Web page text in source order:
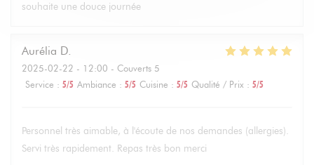
souhaite une douce journée
Aurélia D
2025-02-22 - 12:00 - Couverts 5
Service : 5/5 Ambiance : 5/5 Cuisine : 5/5 Qualité / Prix : 5/5
Personnel très aimable, à l'écoute de nos demandes (allergies).
Servi très rapidement. Repas très bon merci